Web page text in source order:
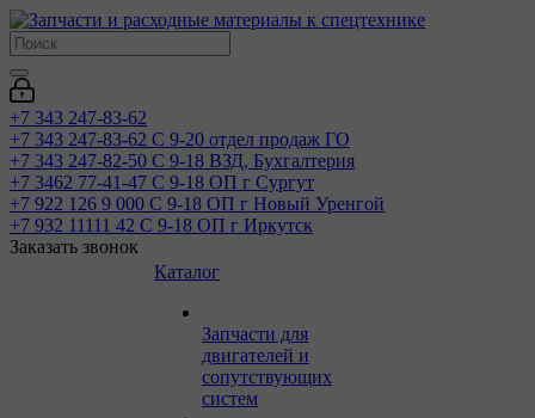
+7 343 247-83-62
+7 343 247-83-62 С 9-20 отдел продаж ГО
+7 343 247-82-50 С 9-18 ВЗД, Бухгалтерия
+7 3462 77-41-47 С 9-18 ОП г Сургут
+7 922 126 9 000 С 9-18 ОП г Новый Уренгой
+7 932 11111 42 С 9-18 ОП г Иркутск
Заказать звонок
Каталог
Запчасти для
двигателей и
сопутствующих
систем